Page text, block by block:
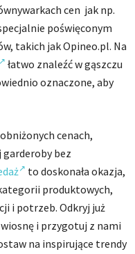
cen jak np.
poświęconym
takich jak Opineo.pl. Na
łatwo znaleźć w gąszczu
oznaczone, aby
cenach,
garderoby bez
to doskonała okazja,
produktowych,
i potrzeb. Odkryj już
i przygotuj z nami
na inspirujące trendy